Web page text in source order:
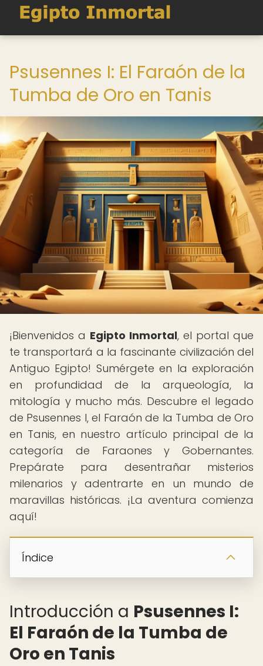
Psusennes I: El Faraón de la
Tumba de Oro en Tanis
¡Bienvenidos a Egipto Inmortal, el portal que
te transportará a la fascinante civilización del
Antiguo Egipto! Sumérgete en la exploración
en profundidad de la arqueología, la
mitología y mucho más. Descubre el legado
de Psusennes I, el Faraón de la Tumba de Oro
en Tanis, en nuestro artículo principal de la
categoría de Faraones y Gobernantes.
Prepárate para desentrañar misterios
milenarios y adentrarte en un mundo de
maravillas históricas. ¡La aventura comienza
aquí!
Índice
Introducción a Psusennes I:
El Faraón de la Tumba de
Oro en Tanis